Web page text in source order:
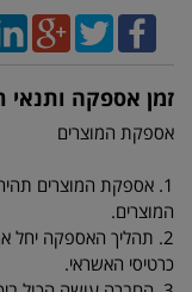
זמן אספקה ותנאי
אספקת המוצרים
1. אספקת המוצרים
המוצרים.
2. תהליך האספקה יחל
כרטיסי האשראי.